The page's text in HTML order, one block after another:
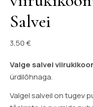
Salvei
3,50€
Valge salvei
ürdilõhnaga.
Valgel salveil on tugev